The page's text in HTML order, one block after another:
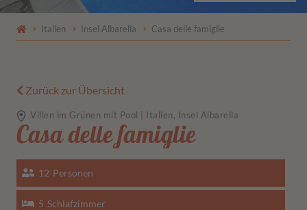
Italien Insel Albarella Casa delle famiglie
Zurück zur Übersicht
Villen im Grünen mit Pool | Italien, Insel Albarella
Casa delle famiglie
Personen
12
Schlafzimmer
5